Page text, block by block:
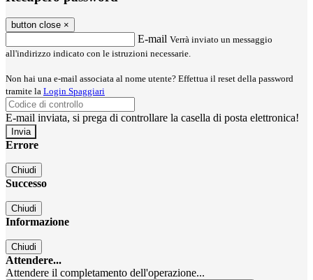
button close ×
E-mail Verrà inviato un messaggio
all'indirizzo indicato con le istruzioni necessarie.
Non hai una e-mail associata al nome utente? Effettua il reset della password
tramite la Login Spaggiari
E-mail inviata, si prega di controllare la casella di posta elettronica!
Errore
Chiudi
Successo
Chiudi
Informazione
Chiudi
Attendere...
Attendere il completamento dell'operazione...